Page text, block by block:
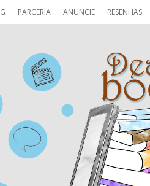
PARCERIA ANUNCIE RESENHAS